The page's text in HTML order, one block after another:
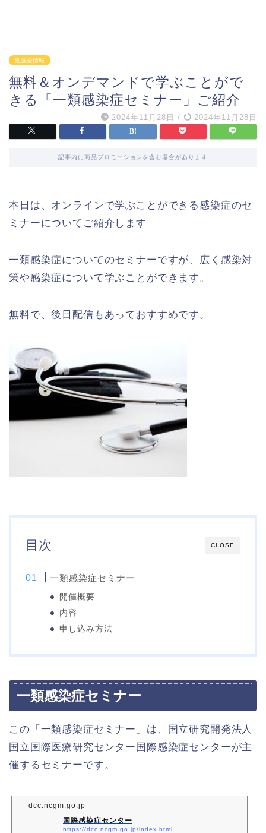
勉強会情報
無料＆オンデマンドで学ぶことがで
きる「一類感染症セミナー」ご紹介
2024年11月28日 / 2024年11月28日
記事内に商品プロモーションを含む場合があります
本日は、オンラインで学ぶことができる感染症のセ
ミナーについてご紹介します
一類感染症についてのセミナーですが、広く感染対
策や感染症について学ぶことができます。
無料で、後日配信もあっておすすめです。
CLOSE
目次
一類感染症セミナー
開催概要
内容
申し込み方法
一類感染症セミナー
この「一類感染症セミナー」は、国立研究開発法人
国立国際医療研究センター国際感染症センターが主
催するセミナーです。
dcc.ncgm.go.jp
国際感染症センター
https://dcc.ncgm.go.jp/index.html